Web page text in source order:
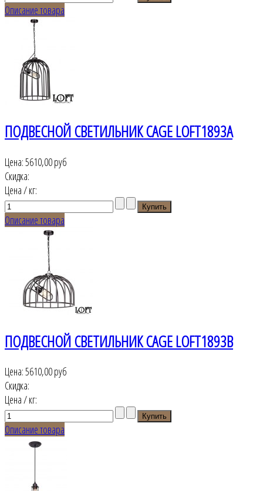
Описание товара
ПОДВЕСНОЙ СВЕТИЛЬНИК CAGE LOFT1893A
Цена:5610,00 руб
Скидка:
Цена / кг:
Описание товара
ПОДВЕСНОЙ СВЕТИЛЬНИК CAGE LOFT1893B
Цена:5610,00 руб
Скидка:
Цена / кг:
Описание товара